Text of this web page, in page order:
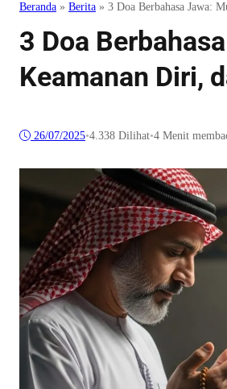
Beranda » Berita » 3 Doa Berbahasa Jawa:
3 Doa
Keamanan Diri,
26/07/2025•4.338 Dilihat•4 Menit